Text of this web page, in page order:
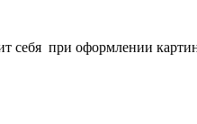
себя при оформлении